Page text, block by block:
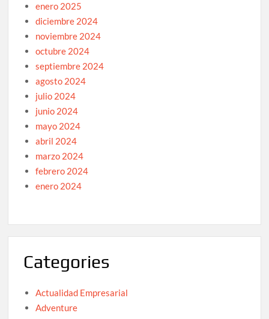
enero 2025
diciembre 2024
noviembre 2024
octubre 2024
septiembre 2024
agosto 2024
julio 2024
junio 2024
mayo 2024
abril 2024
marzo 2024
febrero 2024
enero 2024
Categories
Actualidad Empresarial
Adventure